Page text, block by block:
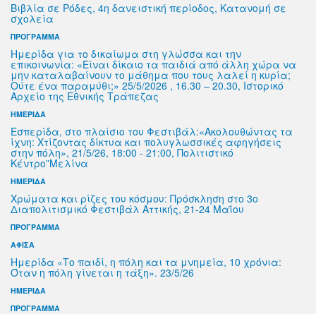
Βιβλία σε Ρόδες, 4η δανειστική περίοδος, Κατανομή σε
σχολεία
ΠΡΟΓΡΑΜΜΑ
Ημερίδα για το δικαίωμα στη γλώσσα και την
επικοινωνία: «Είναι δίκαιο τα παιδιά από άλλη χώρα να
μην καταλαβαίνουν το μάθημα που τους λαλεί η κυρία;
Ούτε ένα παραμύθι;» 25/5/2026 , 16.30 – 20.30, Ιστορικό
Αρχείο της Εθνικής Τράπεζας
ΗΜΕΡΙΔΑ
Εσπερίδα, στο πλαίσιο του Φεστιβάλ:«Ακολουθώντας τα
ίχνη: Χτίζοντας δίκτυα και πολυγλωσσικές αφηγήσεις
στην πόλη», 21/5/26, 18:00 - 21:00, Πολιτιστικό
Κέντρο”Μελίνα
ΗΜΕΡΙΔΑ
Χρώματα και ρίζες του κόσμου: Πρόσκληση στο 3ο
Διαπολιτισμικό Φεστιβάλ Αττικής, 21-24 Μαΐου
ΠΡΟΓΡΑΜΜΑ
ΑΦΙΣΑ
Ημερίδα «Το παιδί, η πόλη και τα μνημεία, 10 χρόνια:
Όταν η πόλη γίνεται η τάξη». 23/5/26
ΗΜΕΡΙΔΑ
ΠΡΟΓΡΑΜΜΑ